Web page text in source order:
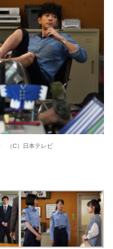
（C）日本テレビ